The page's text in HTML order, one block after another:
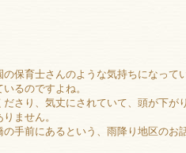
保育士さんのような気持ちになって
るのですよね。
さり、気丈にされていて、頭が下が
ません。
手前にあるという、雨降り地区のお話